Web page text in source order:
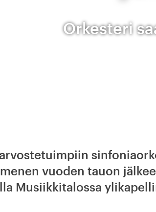
Orkesteri
vuoden tauon
Musiikkitalossa